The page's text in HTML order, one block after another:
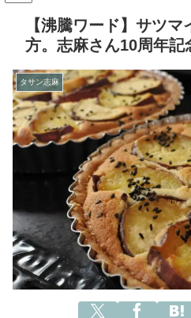
【沸騰ワード】サツ
方。志麻さん10周年
タサン志麻